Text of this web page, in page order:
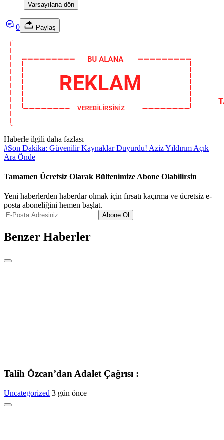
Varsayılana dön
0 Paylaş
Haberle ilgili daha fazlası
#Son Dakika: Güvenilir Kaynaklar Duyurdu! Aziz Yıldırım Açık
Ara Önde
Tamamen Ücretsiz Olarak Bültenimize Abone Olabilirsin
Yeni haberlerden haberdar olmak için fırsatı kaçırma ve ücretsiz e-
posta aboneliğini hemen başlat.
Abone Ol
Benzer Haberler
Talih Özcan’dan Adalet Çağrısı :
Uncategorized 3 gün önce